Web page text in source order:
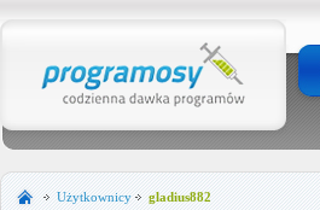
Użytkownicy gladius882